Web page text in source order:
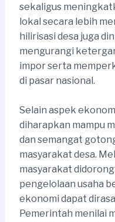
sekaligus
lokal secara lebih
hilirisasi desa juga
mengurangi
impor serta
di pasar nasional.
Selain aspek
diharapkan mampu
dan semangat
masyarakat desa.
masyarakat
pengelolaan usaha
ekonomi dapat
Pemerintah menilai